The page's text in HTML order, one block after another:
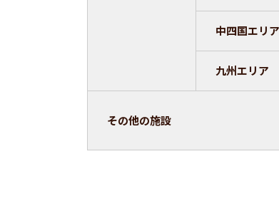
中四国エリア
九州エリア
その他の施設